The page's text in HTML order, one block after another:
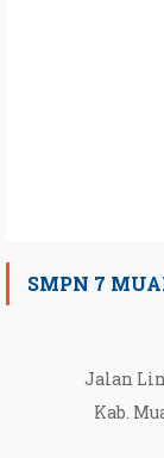
SMPN 7
Jalan
Kab.